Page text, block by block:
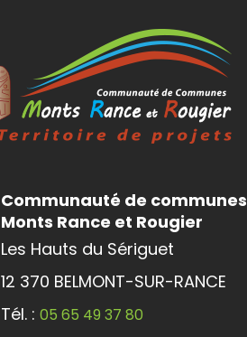
Communauté de communes
Monts Rance et Rougier
Les Hauts du Sériguet
12 370 BELMONT-SUR-RANCE
Tél. : 05 65 49 37 80